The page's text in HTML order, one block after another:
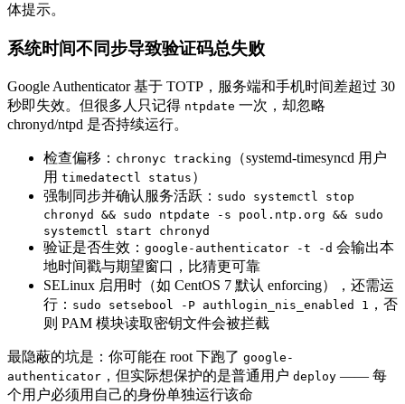
体提示。
系统时间不同步导致验证码总失败
Google Authenticator 基于 TOTP，服务端和手机时间差超过 30
秒即失效。但很多人只记得 ntpdate 一次，却忽略
chronyd/ntpd 是否持续运行。
检查偏移： chronyc tracking
（systemd-timesyncd 用户
用 timedatectl status ）
强制同步并确认服务活跃： sudo systemctl stop
chronyd && sudo ntpdate -s pool.ntp.org && sudo
systemctl start chronyd
验证是否生效： google-authenticator -t -d 会输出本
地时间戳与期望窗口，比猜更可靠
SELinux 启用时（如 CentOS 7 默认 enforcing），还需运
行： sudo setsebool -P authlogin_nis_enabled 1
，否
则 PAM 模块读取密钥文件会被拦截
最隐蔽的坑是：你可能在 root 下跑了 google-
authenticator ，但实际想保护的是普通用户 deploy —— 每
个用户必须用自己的身份单独运行该命